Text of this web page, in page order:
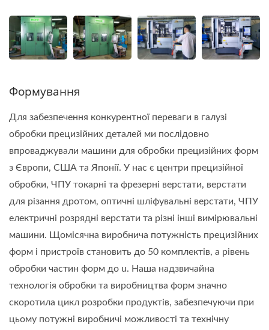
Формування
Для забезпечення конкурентної переваги в галузі
обробки прецизійних деталей ми послідовно
впроваджували машини для обробки прецизійних форм
з Європи, США та Японії. У нас є центри прецизійної
обробки, ЧПУ токарні та фрезерні верстати, верстати
для різання дротом, оптичні шліфувальні верстати, ЧПУ
електричні розрядні верстати та різні інші вимірювальні
машини. Щомісячна виробнича потужність прецизійних
форм і пристроїв становить до 50 комплектів, а рівень
обробки частин форм до u. Наша надзвичайна
технологія обробки та виробництва форм значно
скоротила цикл розробки продуктів, забезпечуючи при
цьому потужні виробничі можливості та технічну